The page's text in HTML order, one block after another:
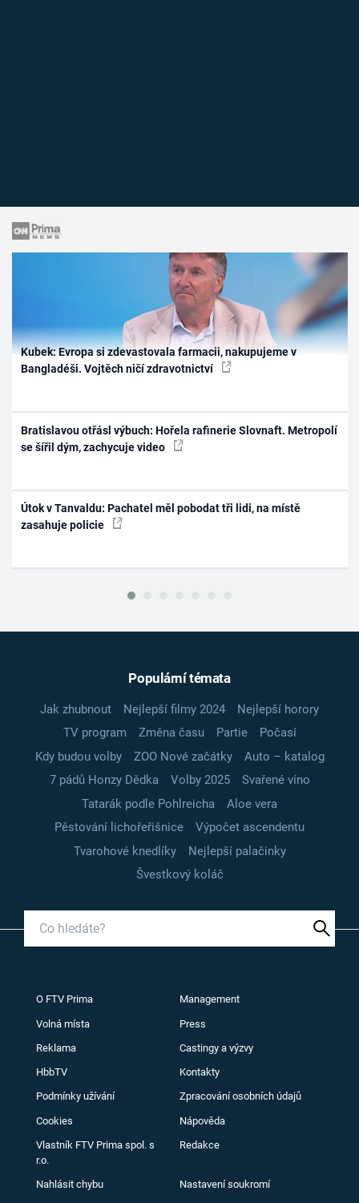
Kubek: Evropa si zdevastovala farmacii, nakupujeme v
Bangladéši. Vojtěch ničí zdravotnictví
Bratislavou otřásl výbuch: Hořela rafinerie Slovnaft. Metropolí
se šířil dým, zachycuje video
Útok v Tanvaldu: Pachatel měl pobodat tři lidi, na místě
zasahuje policie
Populární témata
Jak zhubnout Nejlepší filmy 2024
Nejlepší horory
TV program
Změna času Partie
Počasí
Kdy budou volby
ZOO Nové začátky
Auto – katalog
7 pádů Honzy Dědka
Volby 2025
Svařené víno
Tatarák podle Pohlreicha
Aloe vera
Pěstování lichořeřišnice
Výpočet ascendentu
Tvarohové knedlíky
Nejlepší palačinky
Švestkový koláč
O FTV Prima Management
Volná místa Press
Reklama Castingy a výzvy
HbbTV Kontakty
Podmínky užívání Zpracování osobních údajů
Cookies Nápověda
Vlastník FTV Prima spol. s
r.o.
Redakce
Nahlásit chybu Nastavení soukromí